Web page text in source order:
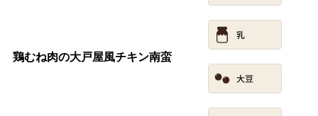
鶏むね肉の大戸屋風チキン南蛮